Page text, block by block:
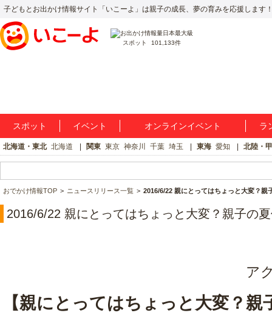
子どもとお出かけ情報サイト「いこーよ」は親子の成長、夢の育みを応援します
スポット 101,133件
スポット イベント オンラインイベント ラ
北海道・東北 北海道 関東 東京 神奈川 千葉 埼玉 東海 愛知 北陸・
おでかけ情報TOP ニュースリリース一覧 2016/6/22 親にとってはちょっと大変？親
2016/6/22 親にとってはちょっと大変？親子の
ア
【親にとってはちょっと大変？